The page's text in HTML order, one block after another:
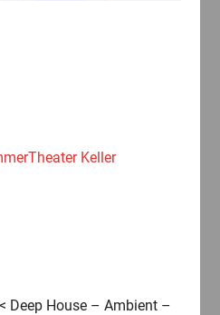
Keller
Deep House – Ambient –